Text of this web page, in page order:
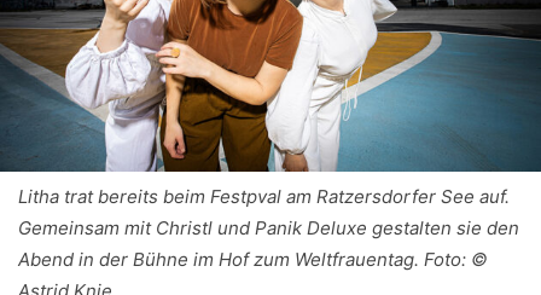
Litha trat bereits beim Festpval am Ratzersdorfer See auf.
Gemeinsam mit Christl und Panik Deluxe gestalten sie den
Abend in der Bühne im Hof zum Weltfrauentag. Foto: ©